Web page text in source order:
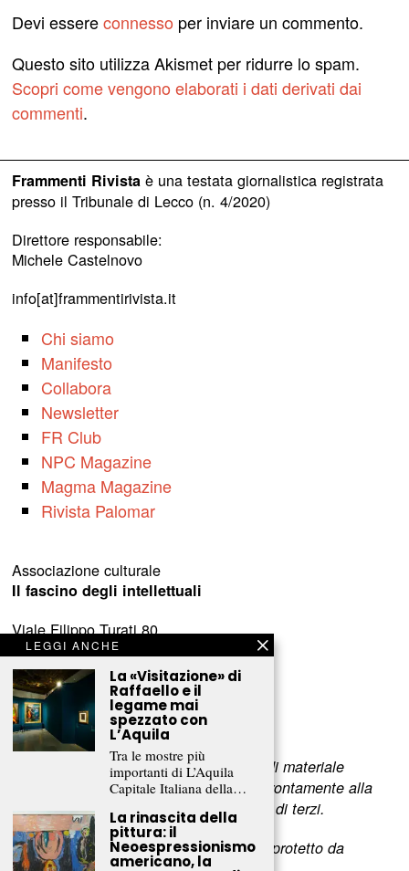
Devi essereconnesso per inviare un commento.
Questo sito utilizza Akismet per ridurre lo spam.
Scopri come vengono elaborati i dati derivati dai
commenti.
Frammenti Rivistaè una testata giornalistica registrata
presso il Tribunale di Lecco (n. 4/2020)
Direttore responsabile:
Michele Castelnovo
info[at]frammentirivista.it
Chi siamo
Manifesto
Collabora
Newsletter
FR Club
NPC Magazine
Magma Magazine
Rivista Palomar
Associazione culturale
Il fascino degli intellettuali
Viale Filippo Turati 80
c/o Castelnovo
23900 Lecco (LC)
www.fascinointellettuali.it
info[at]fascinointellettuali.it
Per segnalare eventuali errori nell’uso di materiale
scriveteci e provvederemo prontamente alla
rimozione del materiale lesivo dei diritti di terzi.
L’intero contenuto di questo sito web è protetto da
LEGGI ANCHE
La «Visitazione» di
Raffaello e il
legame mai
spezzato con
L’Aquila
Tra le mostre più
importanti di L’Aquila
Capitale Italiana della…
La rinascita della
pittura: il
Neoespressionismo
americano, la